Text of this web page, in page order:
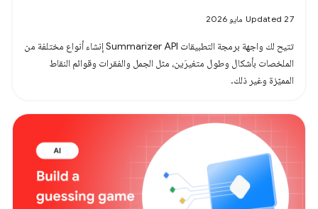
Updated 27 مايو 2026
تتيح لك واجهة برمجة التطبيقات Summarizer API إنشاء أنواع مختلفة من
الملخصات بأشكال وطول متغيرَين، مثل الجمل والفقرات وقوائم النقاط
المميّزة وغير ذلك.